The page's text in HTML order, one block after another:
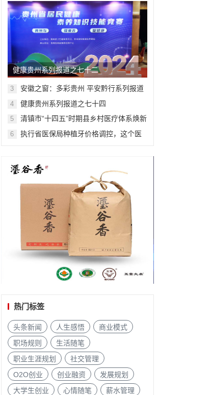
健康贵州系列报道之七十二
3
安徽之窗：多彩贵州 平安黔行系列报道
4 健康贵州系列报道之七十四
5
清镇市“十四五”时期县乡村医疗体系焕新
6
执行省医保局种植牙价格调控，这个医
热门标签
头条新闻 人生感悟
商业模式
职场规则
生活随笔
职业生涯规划
社交管理
O2O创业
创业融资
发展规划
大学生创业
心情随笔
薪水管理